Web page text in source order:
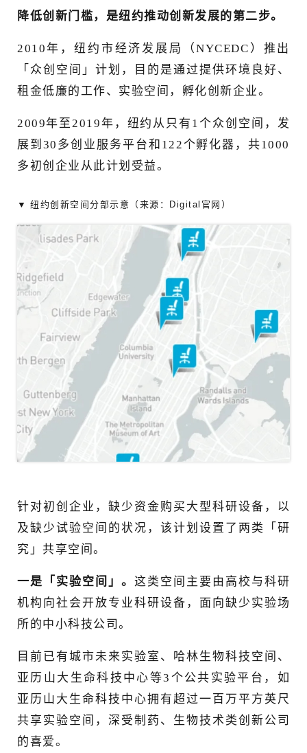
降低创新门槛，是纽约推动创新发展的第二步。
2010年，纽约市经济发展局（NYCEDC）推出
「众创空间」计划，目的是通过提供环境良好、
租金低廉的工作、实验空间，孵化创新企业。
2009年至2019年，纽约从只有1个众创空间，发
展到30多创业服务平台和122个孵化器，共1000
多初创企业从此计划受益。
▼ 纽约创新空间分部示意 （来源：Digital官网）
针对初创企业，缺少资金购买大型科研设备，以
及缺少试验空间的状况，该计划设置了两类「研
究」共享空间。
一是「实验空间」。 这类空间主要由高校与科研
机构向社会开放专业科研设备，面向缺少实验场
所的中小科技公司。
目前已有城市未来实验室、哈林生物科技空间、
亚历山大生命科技中心等3个公共实验平台，如
亚历山大生命科技中心拥有超过一百万平方英尺
共享实验空间，深受制药、生物技术类创新公司
的喜爱。